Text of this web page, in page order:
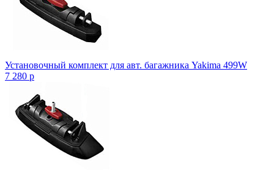
Установочный комплект для авт. багажника Yakima 499W
7 280 p